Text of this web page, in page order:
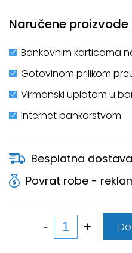
Naručene
Bankovnim karticama
Gotovinom prilikom
Virmanski uplatom u
Internet bankarstvom
Besplatna
Povrat robe -